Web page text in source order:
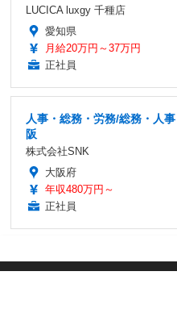
LUCICA luxgy 千種店
愛知県
月給20万円～37万円
正社員
人事・総務・労務/総務・人
阪
株式会社SNK
大阪府
年収480万円～
正社員